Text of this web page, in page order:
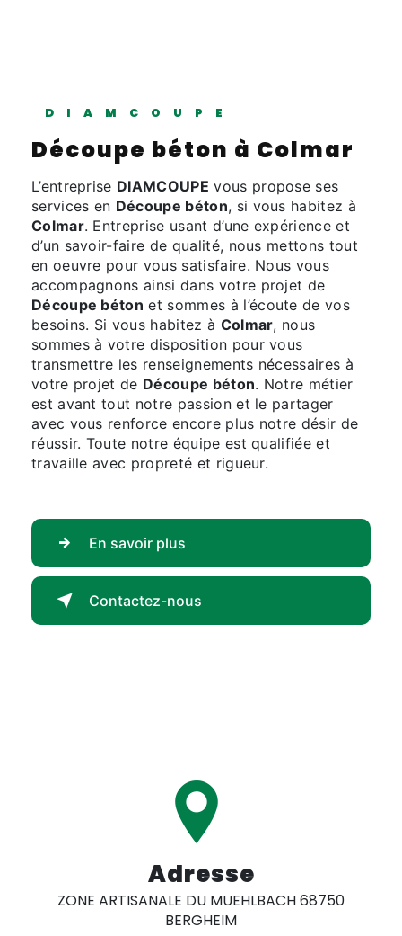
DIAMCOUPE
Découpe béton à Colmar
L’entreprise DIAMCOUPE vous propose ses
services en Découpe béton, si vous habitez à
Colmar. Entreprise usant d’une expérience et
d’un savoir-faire de qualité, nous mettons tout
en oeuvre pour vous satisfaire. Nous vous
accompagnons ainsi dans votre projet de
Découpe béton et sommes à l’écoute de vos
besoins. Si vous habitez à Colmar, nous
sommes à votre disposition pour vous
transmettre les renseignements nécessaires à
votre projet de Découpe béton. Notre métier
est avant tout notre passion et le partager
avec vous renforce encore plus notre désir de
réussir. Toute notre équipe est qualifiée et
travaille avec propreté et rigueur.
En savoir plus
Contactez-nous
Adresse
ZONE ARTISANALE DU MUEHLBACH 68750
BERGHEIM